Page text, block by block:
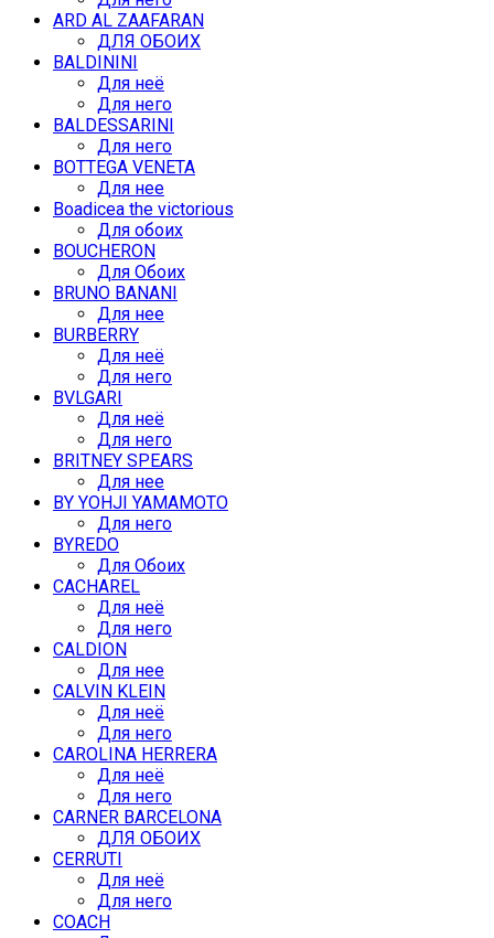
ARD AL ZAAFARAN
ДЛЯ ОБОИХ
BALDININI
Для неё
Для него
BALDESSARINI
Для него
BOTTEGA VENETA
Для нее
Boadicea the victorious
Для обоих
BOUCHERON
Для Обоих
BRUNO BANANI
Для нее
BURBERRY
Для неё
Для него
BVLGARI
Для неё
Для него
BRITNEY SPEARS
Для нее
BY YOHJI YAMAMOTO
Для него
BYREDO
Для Обоих
CACHAREL
Для неё
Для него
CALDION
Для нее
CALVIN KLEIN
Для неё
Для него
CAROLINA HERRERA
Для неё
Для него
CARNER BARCELONA
ДЛЯ ОБОИХ
CERRUTI
Для неё
Для него
COACH